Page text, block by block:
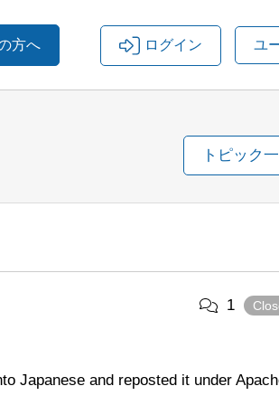
方へ ログイン ユ
トピック
1
Japanese and reposted it under